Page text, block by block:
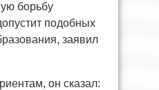
борьбу
подобных
заявил
он сказал: